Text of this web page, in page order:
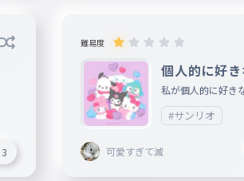
3
難易度
個人的に好
ー
私が個人的に好き
でのランキングに
キャラクターを コ
#サンリオ
可愛すぎて滅